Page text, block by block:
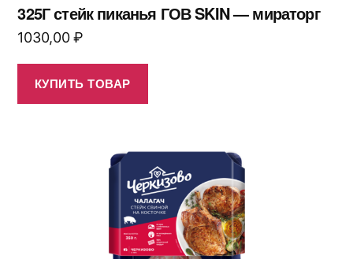
325Г стейк пиканья ГОВ SKIN — мираторг
1030,00₽
КУПИТЬ ТОВАР